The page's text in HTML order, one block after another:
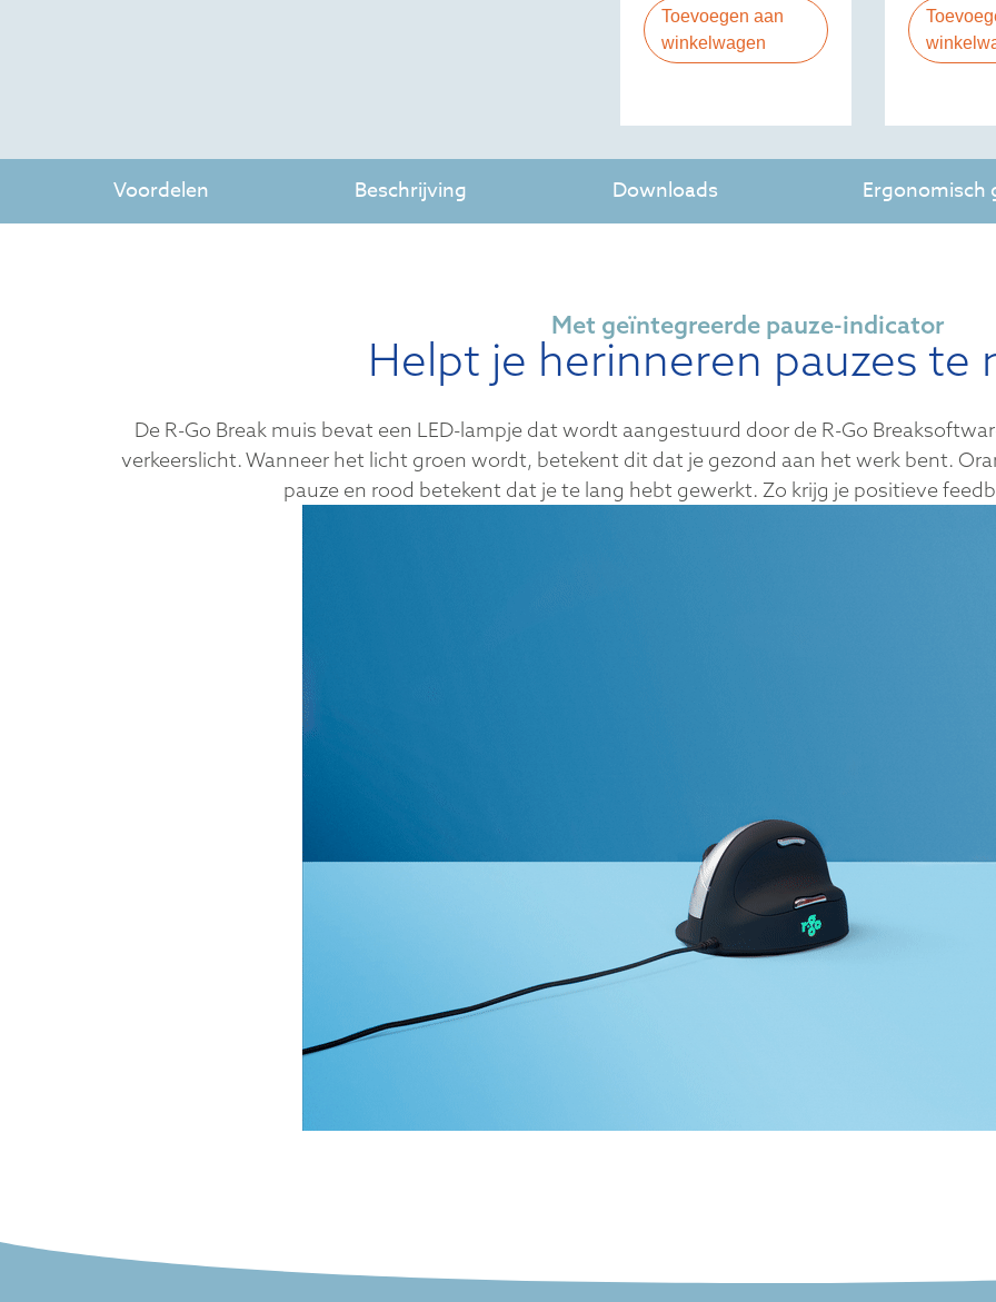
Toevoegen aan
winkelwagen
Voordelen Beschrijving Downloads Ergonomisch
Met geïntegreerde pauze-indicator
Helpt je herinneren pauzes te
De R-Go Break muis bevat een LED-lampje dat wordt aangestuurd door de R-Go
verkeerslicht. Wanneer het licht groen wordt, betekent dit dat je gezond aan het werk bent.
pauze en rood betekent dat je te lang hebt gewerkt. Zo krijg je positieve